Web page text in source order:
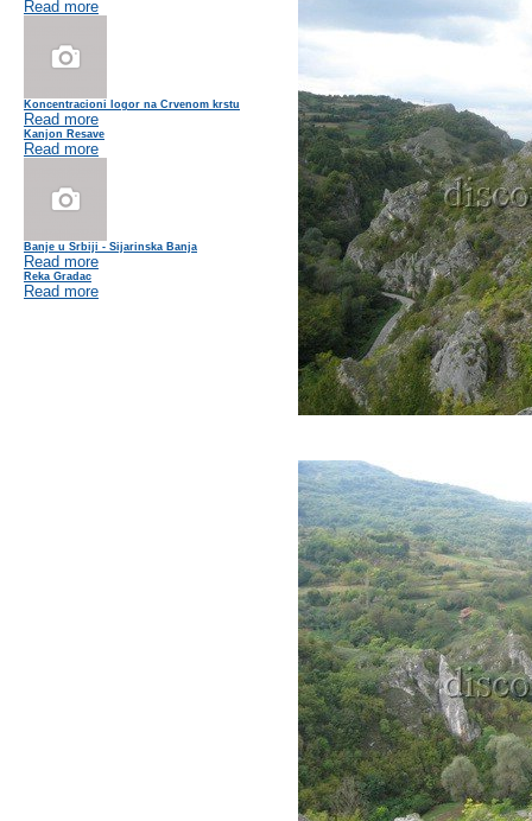
Read more
Koncentracioni logor na Crvenom krstu
Read more
Kanjon Resave
Read more
Banje u Srbiji - Sijarinska Banja
Read more
Reka Gradac
Read more